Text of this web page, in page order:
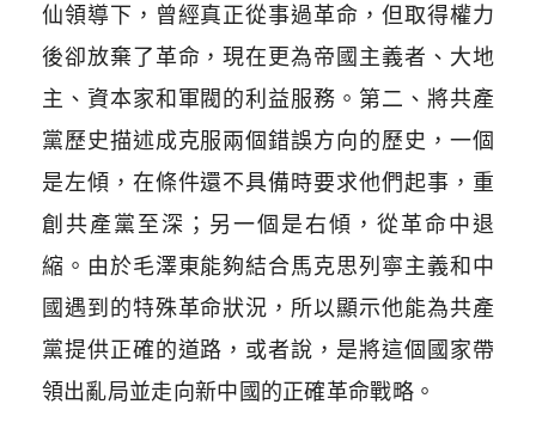
仙領導下，曾經真正從事過革命，但取得權力
後卻放棄了革命，現在更為帝國主義者、大地
主、資本家和軍閥的利益服務。第二、將共產
黨歷史描述成克服兩個錯誤方向的歷史，一個
是左傾，在條件還不具備時要求他們起事，重
創共產黨至深；另一個是右傾，從革命中退
縮。由於毛澤東能夠結合馬克思列寧主義和中
國遇到的特殊革命狀況，所以顯示他能為共產
黨提供正確的道路，或者說，是將這個國家帶
領出亂局並走向新中國的正確革命戰略。